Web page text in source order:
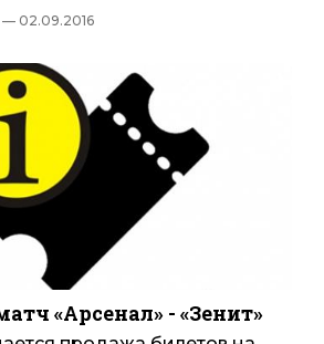
— 02.09.2016
«Арсенал» - «Зенит»